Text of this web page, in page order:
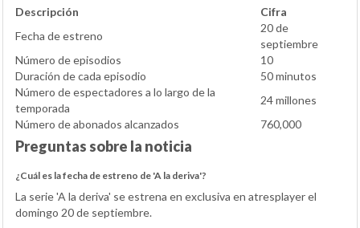
Descripción
Cifra
Fecha de estreno
20 de
septiembre
Número de episodios
10
Duración de cada episodio
50 minutos
Número de espectadores a lo largo de la
temporada
24 millones
Número de abonados alcanzados
760,000
Preguntas sobre la noticia
¿Cuál es la fecha de estreno de 'A la deriva'?
La serie 'A la deriva' se estrena en exclusiva en atresplayer el
domingo 20 de septiembre.